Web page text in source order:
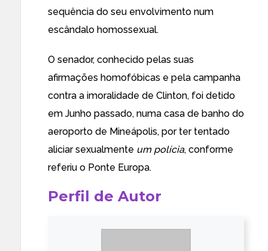
sequência do seu envolvimento num
escândalo homossexual.
O senador, conhecido pelas suas
afirmações homofóbicas e pela campanha
contra a imoralidade de Clinton, foi detido
em Junho passado, numa casa de banho do
aeroporto de Mineápolis, por ter tentado
aliciar sexualmente um polícia, conforme
referiu o Ponte Europa.
Perfil de Autor